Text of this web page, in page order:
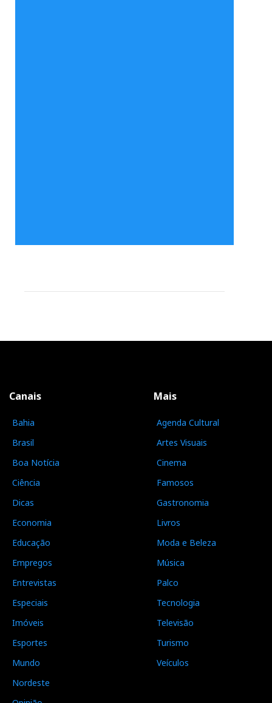
Canais
Bahia
Brasil
Boa Notícia
Ciência
Dicas
Economia
Educação
Empregos
Entrevistas
Especiais
Imóveis
Esportes
Mundo
Nordeste
Mais
Agenda Cultural
Artes Visuais
Cinema
Famosos
Gastronomia
Livros
Moda e Beleza
Música
Palco
Tecnologia
Televisão
Turismo
Veículos